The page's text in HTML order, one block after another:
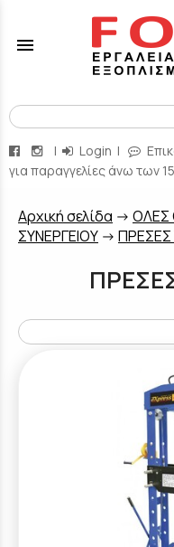
menu
| Login |
για παραγγελίες άνω των
Aρχική σελίδα -> ΟΛΕΣ
ΣΥΝΕΡΓΕΙΟΥ -> ΠΡΕΣΕΣ